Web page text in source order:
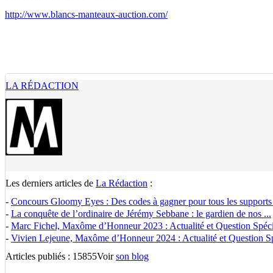
http://www.blancs-manteaux-auction.com/
LA RÉDACTION
Les derniers articles de La Rédaction :
- Concours Gloomy Eyes : Des codes à gagner pour tous les
- La conquête de l’ordinaire de Jérémy Sebbane : le gardien de nos ...
- Marc Fichel, Maxôme d’Honneur 2023 : Actualité et Question
- Vivien Lejeune, Maxôme d’Honneur 2024 : Actualité et Question
Articles publiés : 15855Voirson blog